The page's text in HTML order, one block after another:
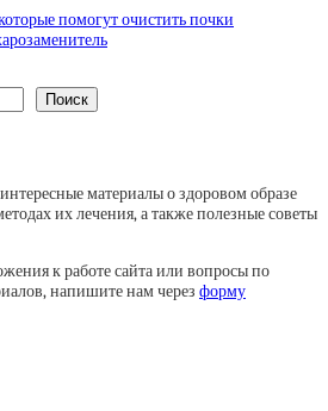
помогут очистить почки
Поиск
материалы о здоровом образе
их лечения, а также полезные советы
к работе сайта или вопросы по
напишите нам через форму